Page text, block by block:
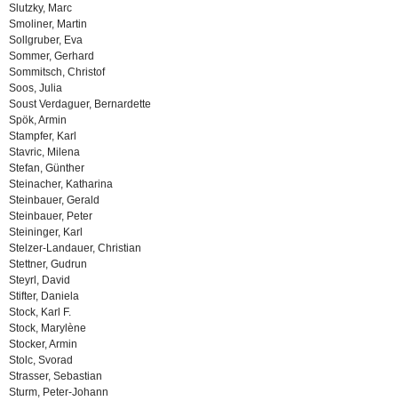
Slutzky, Marc
Smoliner, Martin
Sollgruber, Eva
Sommer, Gerhard
Sommitsch, Christof
Soos, Julia
Soust Verdaguer, Bernardette
Spök, Armin
Stampfer, Karl
Stavric, Milena
Stefan, Günther
Steinacher, Katharina
Steinbauer, Gerald
Steinbauer, Peter
Steininger, Karl
Stelzer-Landauer, Christian
Stettner, Gudrun
Steyrl, David
Stifter, Daniela
Stock, Karl F.
Stock, Marylène
Stocker, Armin
Stolc, Svorad
Strasser, Sebastian
Sturm, Peter-Johann